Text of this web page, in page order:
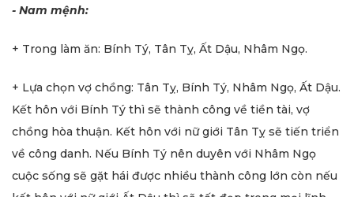
- Nam mệnh:
+ Trong làm ăn: Bính Tý, Tân Tỵ, Ất Dậu, Nhâm Ngọ.
+ Lựa chọn vợ chồng: Tân Tỵ, Bính Tý, Nhâm Ngọ, Ất Dậu.
Kết hôn với Bính Tý thì sẽ thành công về tiền tài, vợ
chồng hòa thuận. Kết hôn với nữ giới Tân Tỵ sẽ tiến triển
về công danh. Nếu Bính Tý nên duyên với Nhâm Ngọ
cuộc sống sẽ gặt hái được nhiều thành công lớn còn nếu